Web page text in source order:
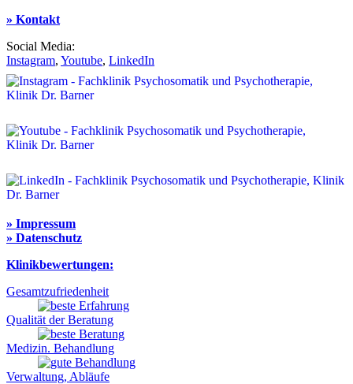
» Kontakt
Social Media:
Instagram, Youtube, LinkedIn
» Impressum
» Datenschutz
Klinikbewertungen:
Gesamtzufriedenheit
Qualität der Beratung
Medizin. Behandlung
Verwaltung, Abläufe